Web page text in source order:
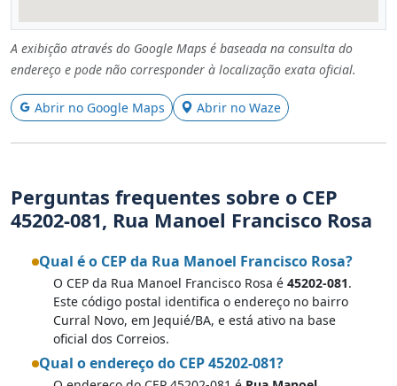
A exibição através do Google Maps é baseada na consulta do
endereço e pode não corresponder à localização exata oficial.
Abrir no Google Maps Abrir no Waze
Perguntas frequentes sobre o CEP
45202-081, Rua Manoel Francisco Rosa
Qual é o CEP da Rua Manoel Francisco Rosa?
O CEP da Rua Manoel Francisco Rosa é 45202-081.
Este código postal identifica o endereço no bairro
Curral Novo, em Jequié/BA, e está ativo na base
oficial dos Correios.
Qual o endereço do CEP 45202-081?